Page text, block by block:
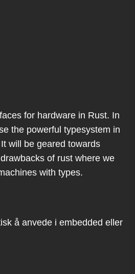
for hardware in Rust. In
the powerful typesystem in
will be geared towards
of rust where we
with types.
å anvede i embedded eller